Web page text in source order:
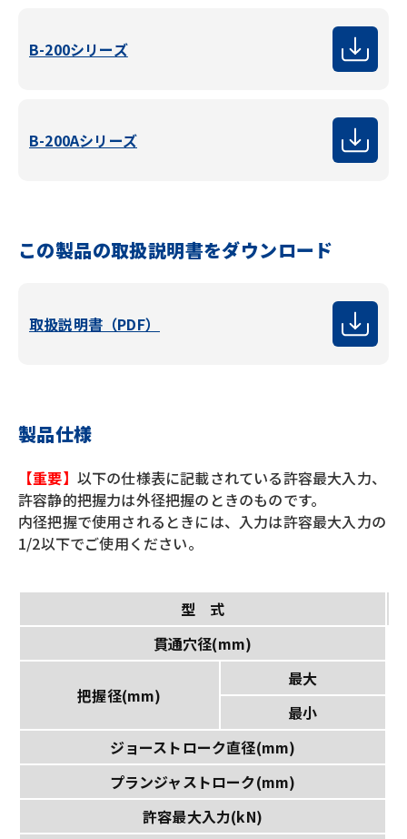
B-200シリーズ
B-200Aシリーズ
この製品の取扱説明書をダウンロード
取扱説明書（PDF）
製品仕様
【重要】 以下の仕様表に記載されている許容最大入力、
許容静的把握力は外径把握のときのものです。
内径把握で使用されるときには、入力は許容最大入力の
1/2以下でご使用ください。
型 式
貫通穴径(mm)
把握径(mm)
最大
最小
ジョーストローク直径(mm)
プランジャストローク(mm)
許容最大入力(kN)